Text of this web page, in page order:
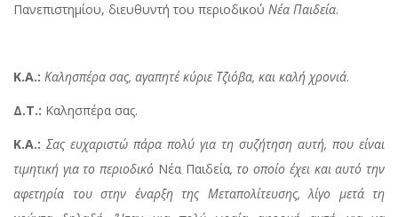
Πανεπιστημίου, διευθυντή του περιοδικού Νέα Παιδεία.
Κ.Α.: Καλησπέρα σας, αγαπητέ κύριε Τζιόβα, και καλή χρονιά.
Δ.Τ.: Καλησπέρα σας.
Κ.Α.: Σας ευχαριστώ πάρα πολύ για τη συζήτηση αυτή, που είναι
τιμητική για το περιοδικό Νέα Παιδεία, το οποίο έχει και αυτό την
αφετηρία του στην έναρξη της Μεταπολίτευσης, λίγο μετά τη